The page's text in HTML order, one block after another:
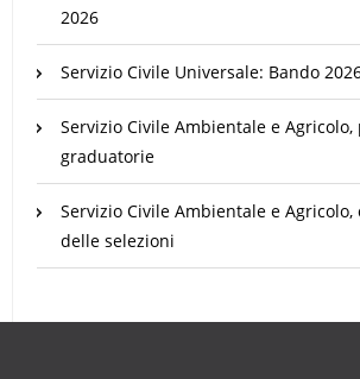
2026
Servizio Civile Universale: Bando
Servizio Civile Ambientale e
graduatorie
Servizio Civile Ambientale e Agricolo,
delle selezioni